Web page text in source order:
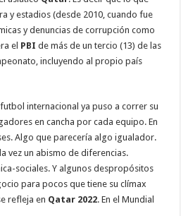
y estadios (desde 2010, cuando fue
y denuncias de corrupción como
el PBI de más de un tercio (13) de las
incluyendo al propio país
internacional ya puso a correr su
en cancha por cada equipo. En
Algo que parecería algo igualador.
vez un abismo de diferencias.
sociales. Y algunos despropósitos
para pocos que tiene su clímax
refleja en Qatar 2022. En el Mundial